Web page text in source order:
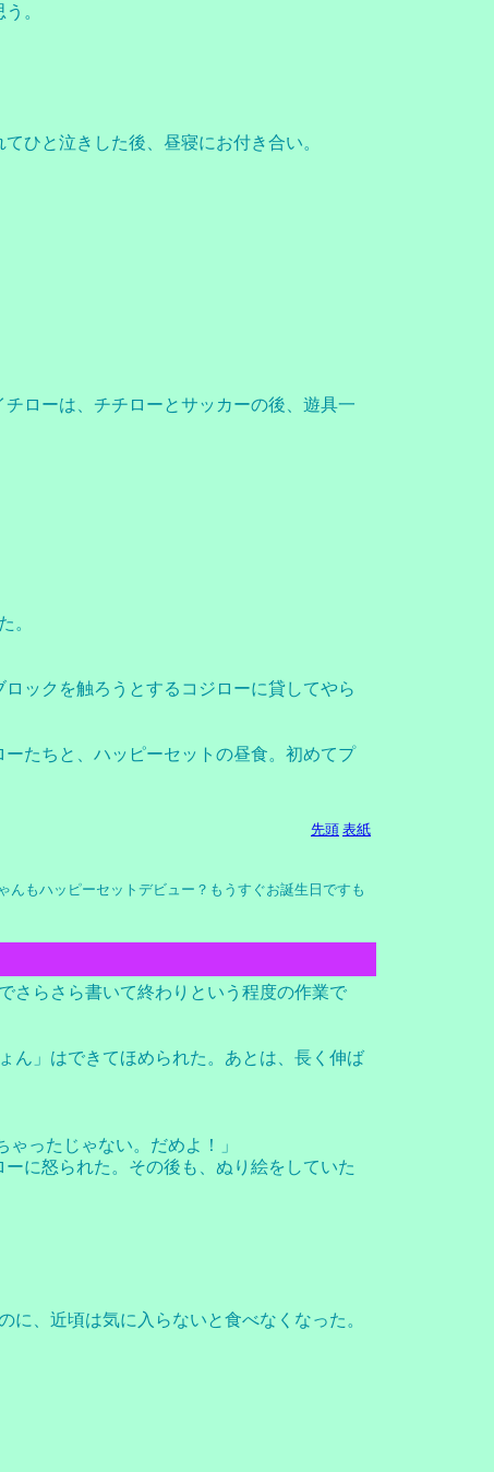
。
ひと泣きした後、昼寝にお付き合い。
ローは、チチローとサッカーの後、遊具一
。
ックを触ろうとするコジローに貸してやら
たちと、ハッピーセットの昼食。初めてプ
先頭 表紙
もハッピーセットデビュー？もうすぐお誕生日ですも
さらさら書いて終わりという程度の作業で
ん」はできてほめられた。あとは、長く伸ば
ったじゃない。だめよ！」
に怒られた。その後も、ぬり絵をしていた
、近頃は気に入らないと食べなくなった。